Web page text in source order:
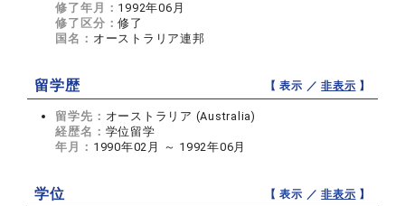
修了年月： 1992年06月
修了区分：修了
国名： オーストラリア連邦
留学歴 【 表示 ／非表示 】
留学先： オーストラリア (Australia)
経歴名： 学位留学
年月： 1990年02月 ～ 1992年06月
学位 【 表示 ／非表示 】